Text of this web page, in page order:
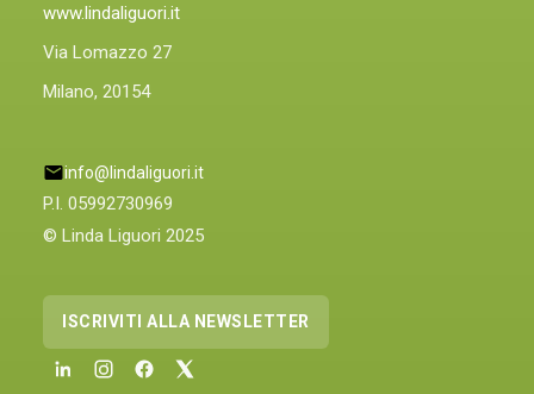
www.lindaliguori.it
Via Lomazzo 27
Milano, 20154
info@lindaliguori.it
P.I. 05992730969
© Linda Liguori 2025
ISCRIVITI ALLA NEWSLETTER